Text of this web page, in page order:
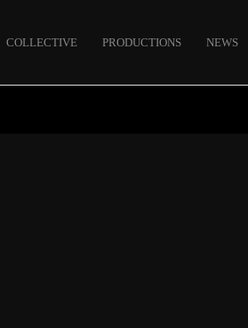
COLLECTIVE PRODUCTIONS NEWS